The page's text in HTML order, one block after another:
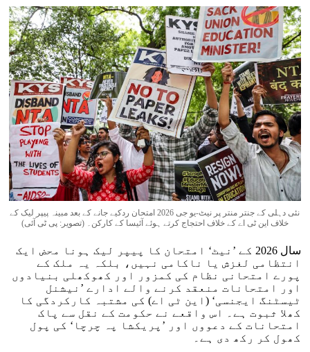
نئی دہلی کے جنتر منتر پر نیٹ-یو جی 2026 امتحان ردکیے جانے کے بعد مبینہ پیپر لیک کے
خلاف این ٹی اے کے خلاف احتجاج کرتے ہوئے آئیسا کے کارکن۔ (تصویر: پی ٹی آئی)
سال 2026 کے ’نیٹ‘ امتحان کا پیپر لیک ہونا محض ایک
انتظامی لغزش یا ناکامی نہیں، بلکہ یہ ملک کے
پورے امتحانی نظام کی کمزور اور کھوکھلی بنیادوں
اور امتحانات منعقد کرنے والے ادارے ’نیشنل
ٹیسٹنگ ایجنسی‘ (این ٹی اے) کی مشتبہ کارکردگی کا
کھلا ثبوت ہے۔ اس واقعے نے حکومت کے نقل سے پاک
امتحانات کے دعووں اور ’پریکشا پہ چرچا‘ کی پول
کھول کر رکھ دی ہے۔